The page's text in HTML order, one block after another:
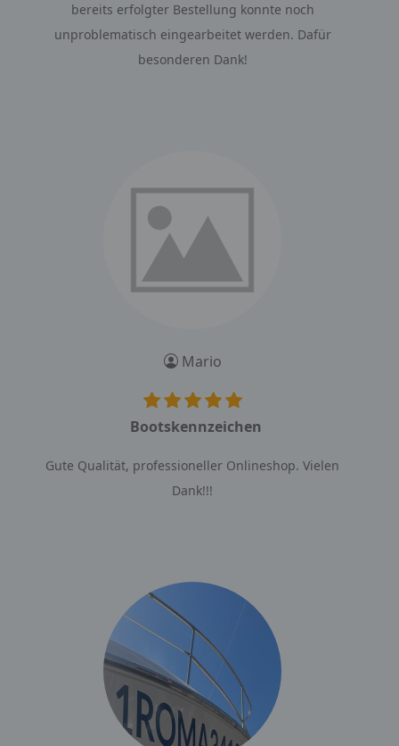
bereits erfolgter Bestellung konnte noch
unproblematisch eingearbeitet werden. Dafür
besonderen Dank!
Mario
Bootskennzeichen
Gute Qualität, professioneller Onlineshop. Vielen
Dank!!!